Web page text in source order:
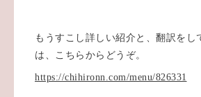
もうすこし詳しい紹介と、翻訳をし
は、こちらからどうぞ。
https://chihironn.com/menu/826331